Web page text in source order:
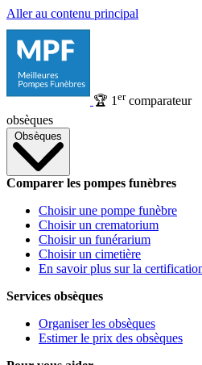
Aller au contenu principal
🏆 1 ercomparateur
obsèques
Obsèques
Comparer les pompes funèbres
Choisir une pompe funèbre
Choisir un crematorium
Choisir un funérarium
Choisir un cimetière
En savoir plus sur la
Services obsèques
Organiser les obsèques
Estimer le prix des obsèques